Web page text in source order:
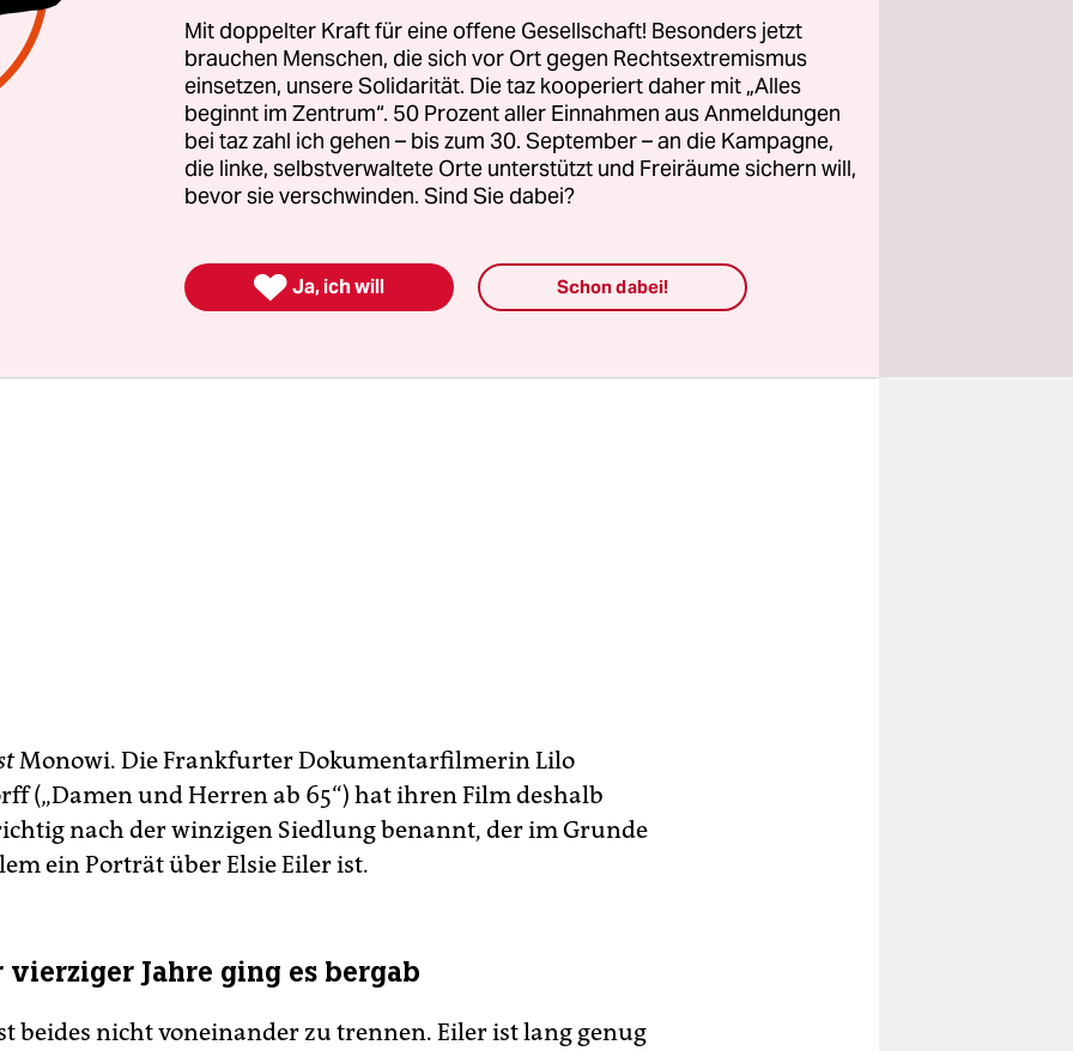
kleine Taverne, die sogar „world famous“ ist und von
betrieben wird. Ebenjener einzigen Bewohnerin Monowis.
Jahren schmeißt sie das Geschäft noch an sechs Tagen
formt aus Hackfleisch Burger Patties und lässt sie auf dem
schneidet Eisbergsalat (den sie mit einer großen
Monowi. Die Frankfurter Dokumentarfilmerin Lilo
(„Damen und Herren ab 65“) hat ihren Film deshalb
nach der winzigen Siedlung benannt, der im Grunde
ein Porträt über Elsie Eiler ist.
Jahre ging es bergab
beides nicht voneinander zu trennen. Eiler ist lang genug
Mit doppelter Kraft für eine offene Gesellschaft! Besonders jetzt
brauchen Menschen, die sich vor Ort gegen Rechtsextremismus
einsetzen, unsere Solidarität. Die taz kooperiert daher mit „Alles
beginnt im Zentrum“. 50 Prozent aller Einnahmen aus Anmeldungen
bei taz zahl ich gehen – bis zum 30. September – an die Kampagne,
die linke, selbstverwaltete Orte unterstützt und Freiräume sichern will,
bevor sie verschwinden. Sind Sie dabei?
 Ja, ich will Schon dabei!